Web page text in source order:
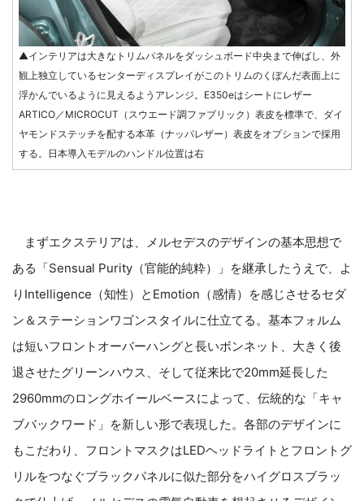
▲インテリアは大きなトリムパネルをダッシュボード中央まで伸ばし、外
観上独立しているセンターディスプレイがこのトリムのくぼんだ表面上に
浮かんでいるように見えるようアレンジ。E350eはシートにレザー
ARTICO／MICROCUT（スウエード調ファブリック）表皮を標準で、ダイ
ヤモンドステッチを配する本革（ナッパレザー）表皮をオプションで採用
する。日本導入モデルのハンドル位置は右
まずエクステリアは、メルセデスのデザインの基本思想で
ある「Sensual Purity（官能的純粋）」を継承したうえで、よ
りIntelligence（知性）とEmotion（感情）を感じさせるセダ
ン＆ステーションワゴンスタイルに仕立てる。基本フォルム
は短いフロントオーバーハングと長いボンネット、大きく後
退させたグリーンハウス、そして従来比で20mm延長した
2960mmのロングホイールベースによって、伝統的な「キャ
ブバックワード」を新しい形で表現した。各部のデザインに
もこだわり、フロントマスクはLEDヘッドライトとフロントグ
リルをつなぐブラックパネルに似た部分をハイグロスブラッ